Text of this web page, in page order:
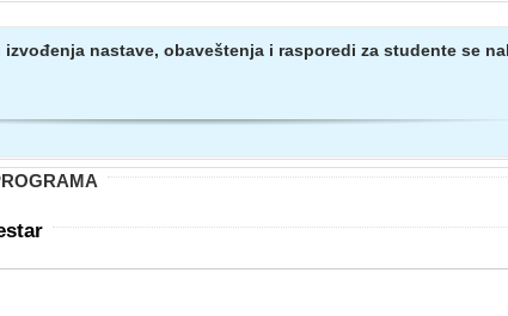
nastave, obaveštenja i rasporedi za studente se